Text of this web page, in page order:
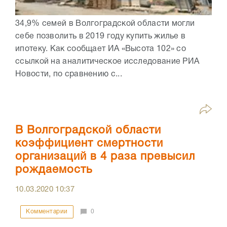
34,9% семей в Волгоградской области могли
себе позволить в 2019 году купить жилье в
ипотеку. Как сообщает ИА «Высота 102» со
ссылкой на аналитическое исследование РИА
Новости, по сравнению с...
В Волгоградской области
коэффициент смертности
организаций в 4 раза превысил
рождаемость
10.03.2020 10:37
Комментарии 0